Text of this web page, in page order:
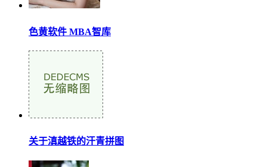
色黄软件 MBA智库
关于滇越铁的汗青拼图